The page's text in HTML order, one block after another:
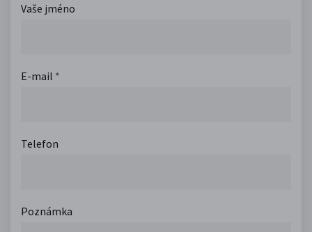
Vaše jméno
E-mail *
Telefon
Poznámka